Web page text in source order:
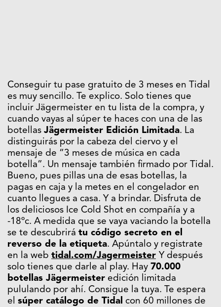
Conseguir tu pase gratuito de 3 meses en Tidal
es muy sencillo. Te explico. Solo tienes que
incluir Jägermeister en tu lista de la compra, y
cuando vayas al súper te haces con una de las
botellas Jägermeister Edición Limitada. La
distinguirás por la cabeza del ciervo y el
mensaje de “3 meses de música en cada
botella”. Un mensaje también firmado por Tidal.
Bueno, pues pillas una de esas botellas, la
pagas en caja y la metes en el congelador en
cuanto llegues a casa. Y a brindar. Disfruta de
los deliciosos Ice Cold Shot en compañía y a
-18ºc. A medida que se vaya vaciando la botella
se te descubrirá tu código secreto en el
reverso de la etiqueta. Apúntalo y registrate
en la web tidal.com/Jagermeister Y después
solo tienes que darle al play. Hay 70.000
botellas Jägermeister edición limitada
pululando por ahí. Consigue la tuya. Te espera
el súper catálogo de Tidal con 60 millones de